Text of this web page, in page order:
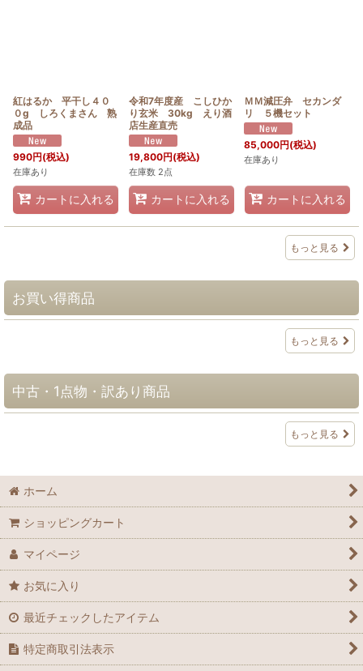
紅はるか 平干し４０
０g しろくまさん 熟
成品
990円(税込)
在庫あり
カートに入れる
令和7年度産 こしひか
り玄米 30kg えり酒
店生産直売
19,800円(税込)
在庫数 2点
カートに入れる
ＭＭ減圧弁 セカンダ
リ ５機セット
85,000円(税込)
在庫あり
カートに入れる
もっと見る
お買い得商品
もっと見る
中古・1点物・訳あり商品
もっと見る
ホーム
ショッピングカート
マイページ
お気に入り
最近チェックしたアイテム
特定商取引法表示